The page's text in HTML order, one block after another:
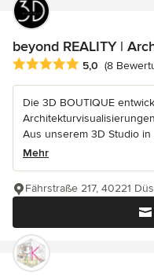
beyond REALITY |
Durchschnittliche
5,0 (8
Die 3D BOUTIQUE
Aus unserem 3D Studio in
Mehr
Fährstraße 217, 40221